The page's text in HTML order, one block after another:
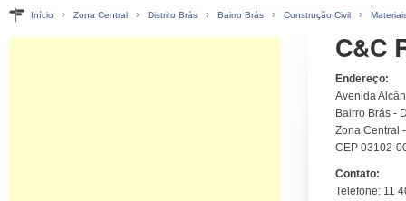
Início › Zona Central › Distrito Brás › Bairro Brás › Construção Civil ›
C&C
Endereço:
Avenida
Bairro Brás -
Zona Central
CEP 03102-
Contato:
Telefone: 11